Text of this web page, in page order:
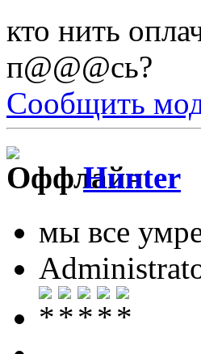
кто нить
п@@@сь?
Сообщить
Hunter
мы все